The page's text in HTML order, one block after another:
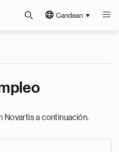
Candean
Novartis a continuación.